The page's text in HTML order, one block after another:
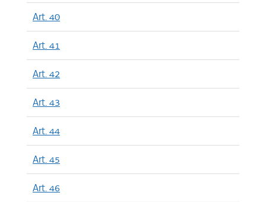
Art. 40
Art. 41
Art. 42
Art. 43
Art. 44
Art. 45
Art. 46